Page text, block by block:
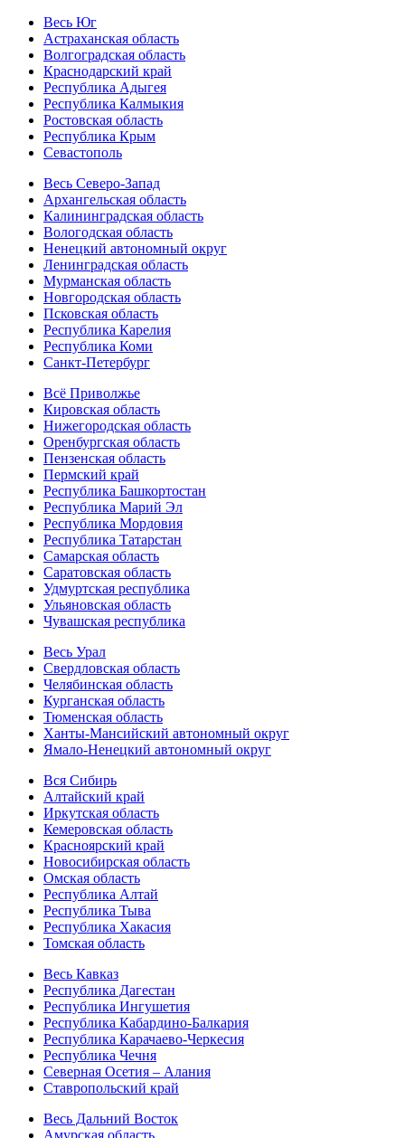
Весь Юг
Астраханская область
Волгоградская область
Краснодарский край
Республика Адыгея
Республика Калмыкия
Ростовская область
Республика Крым
Севастополь
Весь Северо-Запад
Архангельская область
Калининградская область
Вологодская область
Ненецкий автономный округ
Ленинградская область
Мурманская область
Новгородская область
Псковская область
Республика Карелия
Республика Коми
Санкт-Петербург
Всё Приволжье
Кировская область
Нижегородская область
Оренбургская область
Пензенская область
Пермский край
Республика Башкортостан
Республика Марий Эл
Республика Мордовия
Республика Татарстан
Самарская область
Саратовская область
Удмуртская республика
Ульяновская область
Чувашская республика
Весь Урал
Свердловская область
Челябинская область
Курганская область
Тюменская область
Ханты-Мансийский автономный округ
Ямало-Ненецкий автономный округ
Вся Сибирь
Алтайский край
Иркутская область
Кемеровская область
Красноярский край
Новосибирская область
Омская область
Республика Алтай
Республика Тыва
Республика Хакасия
Томская область
Весь Кавказ
Республика Дагестан
Республика Ингушетия
Республика Кабардино-Балкария
Республика Карачаево-Черкесия
Республика Чечня
Северная Осетия – Алания
Ставропольский край
Весь Дальний Восток
Амурская область